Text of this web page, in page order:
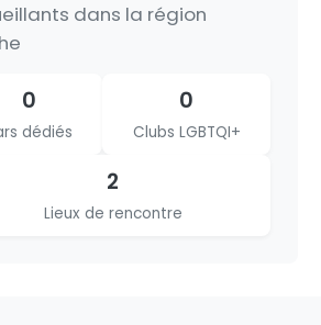
dans la région
0
dédiés
0
Clubs LGBTQI+
2
Lieux de rencontre